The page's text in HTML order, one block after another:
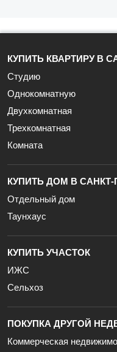
КУПИТЬ КВАРТИРУ В
Студию
Однокомнатную
Двухкомнатная
Трехкомнатная
Комната
КУПИТЬ ДОМ В САНКТ-
Отдельный дом
Таунхаус
КУПИТЬ УЧАСТОК
ИЖС
Сельхоз
ПОКУПКА ДРУГОЙ
Коммерческая